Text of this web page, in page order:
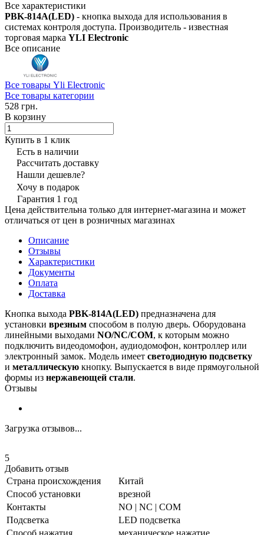
Все характеристики
PBK-814A(LED) - кнопка выхода для использования в
системах контроля доступа. Производитель - известная
торговая марка YLI Electronic
Все описание
Все товары Yli Electronic
Все товары категории
528 грн.
В корзину
Купить в 1 клик
Есть в наличии
Рассчитать доставку
Нашли дешевле?
Хочу в подарок
Гарантия 1 год
Цена действительна только для интернет-магазина и может
отличаться от цен в розничных магазинах
Описание
Отзывы
Характеристики
Документы
Оплата
Доставка
Кнопка выхода PBK-814A(LED) предназначена для
установки врезным способом в полую дверь. Оборудована
линейными выходами NO/NC/COM, к которым можно
подключить видеодомофон, аудиодомофон, контроллер или
электронный замок. Модель имеет светодиодную подсветку
и металлическую кнопку. Выпускается в виде прямоугольной
формы из нержавеющей стали.
Отзывы
Загрузка отзывов...
5
Добавить отзыв
Страна происхождения
Китай
Способ установки
врезной
Контакты
NO | NC | COM
Подсветка
LED подсветка
Способ нажатия
механическое нажатие